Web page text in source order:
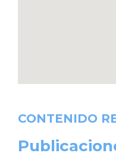
CONTENIDO